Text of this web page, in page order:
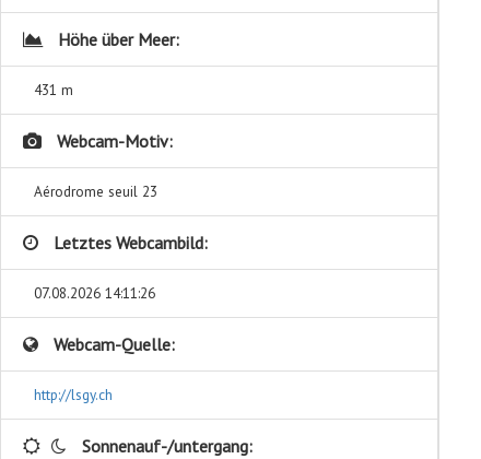
Höhe über Meer:
431 m
Webcam-Motiv:
Aérodrome seuil 23
Letztes Webcambild:
07.08.2026 14:11:26
Webcam-Quelle:
http://lsgy.ch
Sonnenauf-/untergang: